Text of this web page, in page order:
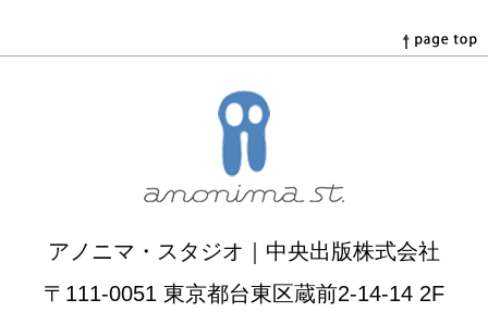
アノニマ・スタジオ｜中央出版株式会社
〒111-0051 東京都台東区蔵前2-14-14 2F